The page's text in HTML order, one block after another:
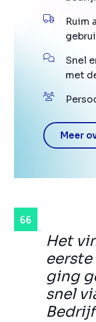
Het
ging
snel
Ruim
Snel
met
Meer